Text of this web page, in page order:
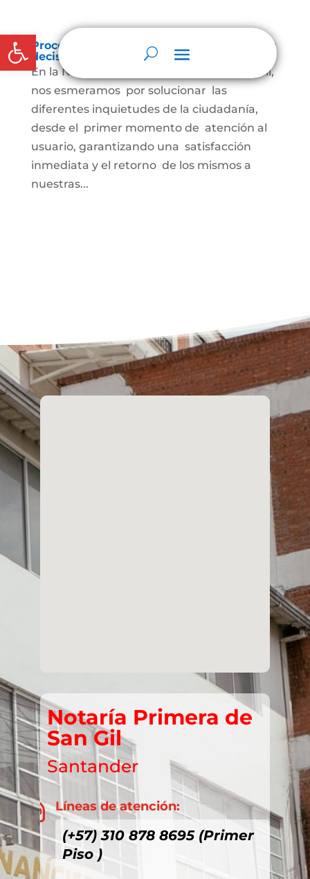
Abrir barra de herramientas
Procedimientos que se siguen para tomar
decisiones en las diferentes áreas
En la Notaría primera del Círculo de San Gil,
nos esmeramos por solucionar las
diferentes inquietudes de la ciudadanía,
desde el primer momento de atención al
usuario, garantizando una satisfacción
inmediata y el retorno de los mismos a
nuestras...
Notaría Primera de
San Gil
Santander
 Líneas de atención:
(+57) 310 878 8695 (Primer
Piso )